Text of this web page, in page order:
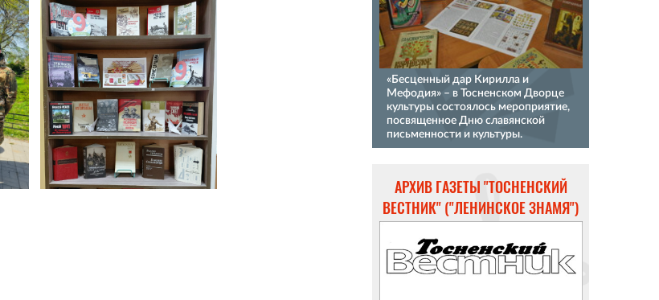
«Бесценный дар Кирилла и
Мефодия» – в Тосненском Дворце
культуры состоялось мероприятие,
посвященное Дню славянской
письменности и культуры.
АРХИВ ГАЗЕТЫ "ТОСНЕНСКИЙ
ВЕСТНИК" ("ЛЕНИНСКОЕ ЗНАМЯ")